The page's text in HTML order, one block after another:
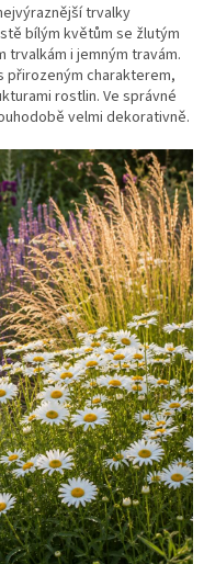
trvalky
bílým květům se žlutým
i jemným travám.
přirozeným charakterem,
rostlin. Ve správné
velmi dekorativně.